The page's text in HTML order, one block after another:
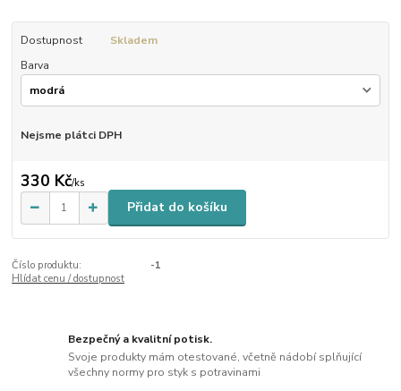
Dostupnost
Skladem
Barva
Nejsme plátci DPH
330 Kč/ks
Přidat do košíku
Číslo produktu:
-1
Hlídat cenu / dostupnost
Bezpečný a kvalitní potisk.
Svoje produkty mám otestované, včetně nádobí splňující
všechny normy pro styk s potravinami